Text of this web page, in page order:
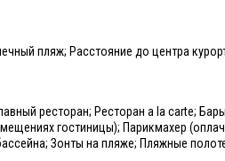
пляж; Расстояние до центра
ресторан; Ресторан а la carte;
гостиницы); Парикмахер
Зонты на пляже; Пляжные